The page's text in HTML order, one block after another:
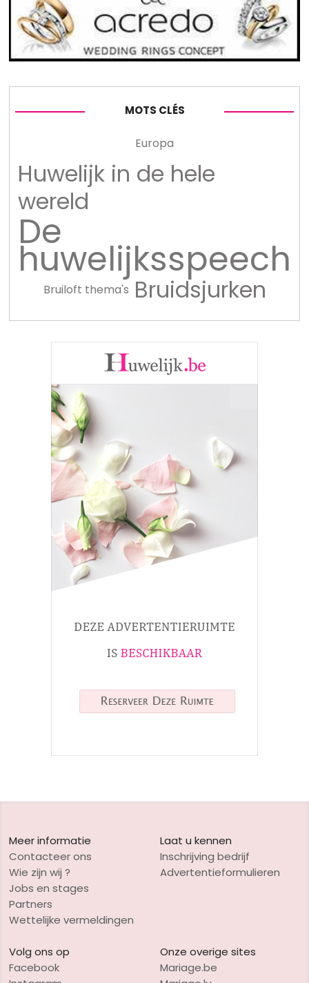
MOTS CLÉS
Europa
Huwelijk in de hele
wereld
De
huwelijksspeech
Bruiloft thema's Bruidsjurken
Meer informatie
Contacteer ons
Wie zijn wij ?
Jobs en stages
Partners
Wettelijke vermeldingen
Laat u kennen
Inschrijving bedrijf
Advertentieformulieren
Volg ons op
Facebook
Onze overige sites
Mariage.be